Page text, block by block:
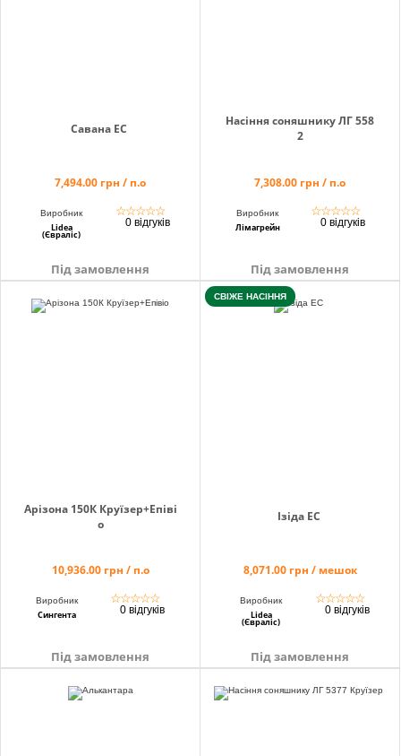
Савана ЕС
7,494.00 грн / п.о
Виробник
Lidea
(Євраліс)
☆☆☆☆☆
0 відгуків
Під замовлення
Насіння соняшнику ЛГ 558
2
7,308.00 грн / п.о
Виробник
Лімагрейн
☆☆☆☆☆
0 відгуків
Під замовлення
Арізона 150К Круїзер+Епіві
о
10,936.00 грн / п.о
Виробник
Сингента
☆☆☆☆☆
0 відгуків
Під замовлення
СВІЖЕ НАСІННЯ
Ізіда ЕС
8,071.00 грн / мешок
Виробник
Lidea
(Євраліс)
☆☆☆☆☆
0 відгуків
Під замовлення